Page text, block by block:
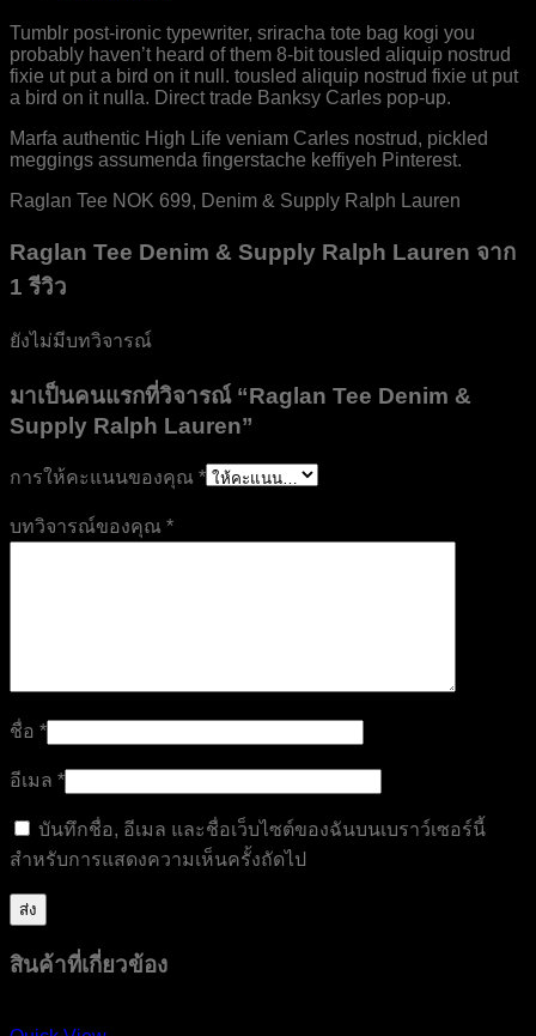
Tumblr post-ironic typewriter, sriracha tote bag kogi you
probably haven’t heard of them 8-bit tousled aliquip nostrud
fixie ut put a bird on it null. tousled aliquip nostrud fixie ut put
a bird on it nulla. Direct trade Banksy Carles pop-up.
Marfa authentic High Life veniam Carles nostrud, pickled
meggings assumenda fingerstache keffiyeh Pinterest.
Raglan Tee NOK 699, Denim & Supply Ralph Lauren
Raglan Tee Denim & Supply Ralph Lauren จาก
1 รีวิว
ยังไม่มีบทวิจารณ์
มาเป็นคนแรกที่วิจารณ์ “Raglan Tee Denim &
Supply Ralph Lauren”
การให้คะแนนของคุณ *
บทวิจารณ์ของคุณ *
ชื่อ *
อีเมล *
บันทึกชื่อ, อีเมล และชื่อเว็บไซต์ของฉันบนเบราว์เซอร์นี้
สำหรับการแสดงความเห็นครั้งถัดไป
สินค้าที่เกี่ยวข้อง